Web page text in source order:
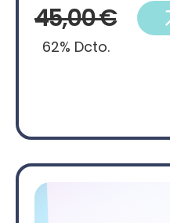
45,00 €
62% Dcto.